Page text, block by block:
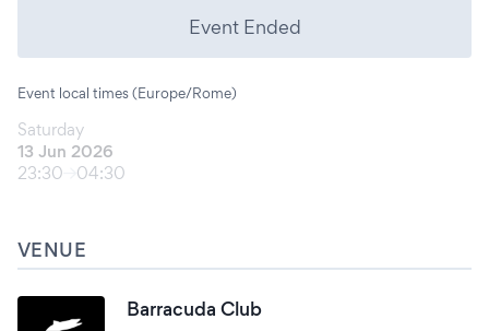
Event Ended
Event local times (Europe/Rome)
Saturday
13 Jun 2026
23:30
04:30
VENUE
Barracuda Club